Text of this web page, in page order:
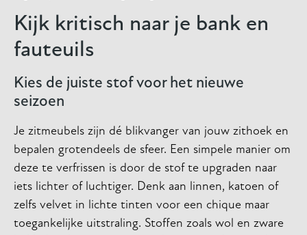
Kijk kritisch naar je bank en
fauteuils
Kies de juiste stof voor het nieuwe
seizoen
Je zitmeubels zijn dé blikvanger van jouw zithoek en
bepalen grotendeels de sfeer. Een simpele manier om
deze te verfrissen is door de stof te upgraden naar
iets lichter of luchtiger. Denk aan linnen, katoen of
zelfs velvet in lichte tinten voor een chique maar
toegankelijke uitstraling. Stoffen zoals wol en zware